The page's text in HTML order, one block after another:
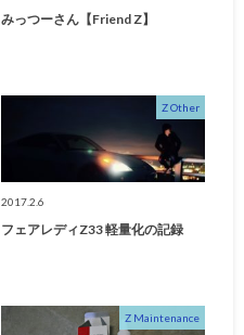
みっつーさん【Friend Z】
Z Other
2017.2.6
フェアレディZ33 軽量化の記録
Z Maintenance